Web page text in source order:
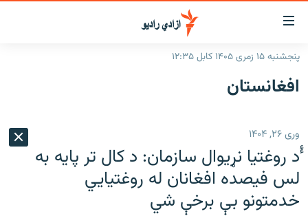
د
لاسرسۍ
وړ
لېنکونه
اصلي
ورتلل
اصلي
مېنو
ورتلل
کورپاڼه
راپورونه
سیمه
منځنی ختیځ
نړۍ
افغانستان
د خپرونو جدول
مرکې
اونیزې خپرونې
پنجشنبه ۱۵ زمری ۱۴۰۵ کابل ۱۲:۳۵
افغانستان
وری ۲۶, ۱۴۰۴
ٔٔد روغتیا نړیوال سازمان: د کال تر پایه به
لس فیصده افغانان له روغتیایي
خدمتونو بې برخې شي